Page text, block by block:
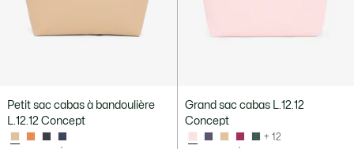
Petit sac cabas à bandoulière
L.12.12 Concept
Grand sac cabas L.12.12
Concept
+ 12